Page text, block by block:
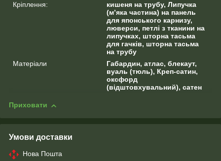
Кріплення:
кишеня на трубу, Липучка
(м’яка частина) на панель
для японського карнизу,
люверси, петлі з тканини на
липучках, шторна тасьма
для гачків, шторна тасьма
на трубу
Матеріали
Габардин, атлас, блекаут,
вуаль (тюль), Креп-сатин,
оксфорд
(відштовхувальний), сатен
Приховати
Умови доставки
Нова Пошта